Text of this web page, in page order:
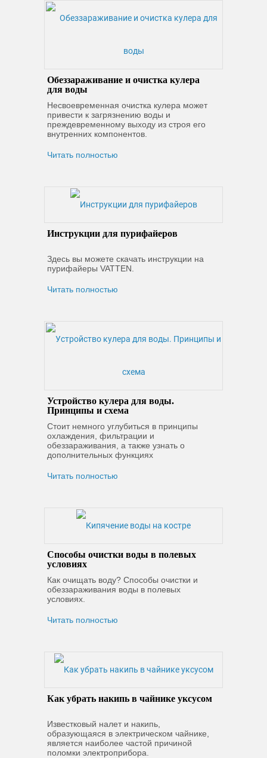
Обеззараживание и очистка кулера
для воды
Несвоевременная очистка кулера может
привести к загрязнению воды и
преждевременному выходу из строя его
внутренних компонентов.
Читать полностью
Инструкции для пурифайеров
Здесь вы можете скачать инструкции на
пурифайеры VATTEN.
Читать полностью
Устройство кулера для воды.
Принципы и схема
Стоит немного углубиться в принципы
охлаждения, фильтрации и
обеззараживания, а также узнать о
дополнительных функциях
Читать полностью
Способы очистки воды в полевых
условиях
Как очищать воду? Способы очистки и
обеззараживания воды в полевых
условиях.
Читать полностью
Как убрать накипь в чайнике уксусом
Известковый налет и накипь,
образующаяся в электрическом чайнике,
является наиболее частой причиной
поломки электроприбора.